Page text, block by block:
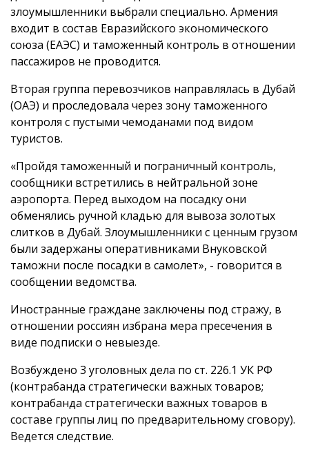
злоумышленники выбрали специально. Армения
входит в состав Евразийского экономического
союза (ЕАЭС) и таможенный контроль в отношении
пассажиров не проводится.
Вторая группа перевозчиков направлялась в Дубай
(ОАЭ) и проследовала через зону таможенного
контроля с пустыми чемоданами под видом
туристов.
«Пройдя таможенный и пограничный контроль,
сообщники встретились в нейтральной зоне
аэропорта. Перед выходом на посадку они
обменялись ручной кладью для вывоза золотых
слитков в Дубай. Злоумышленники с ценным грузом
были задержаны оперативниками Внуковской
таможни после посадки в самолет», - говорится в
сообщении ведомства.
Иностранные граждане заключены под стражу, в
отношении россиян избрана мера пресечения в
виде подписки о невыезде.
Возбуждено 3 уголовных дела по ст. 226.1 УК РФ
(контрабанда стратегически важных товаров;
контрабанда стратегически важных товаров в
составе группы лиц по предварительному сговору).
Ведется следствие.